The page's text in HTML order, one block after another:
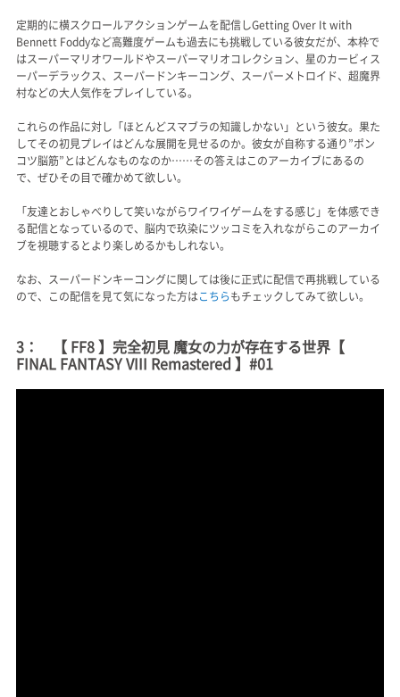
定期的に横スクロールアクションゲームを配信しGetting Over It with
Bennett Foddyなど高難度ゲームも過去にも挑戦している彼女だが、本枠で
はスーパーマリオワールドやスーパーマリオコレクション、星のカービィス
ーパーデラックス、スーパードンキーコング、スーパーメトロイド、超魔界
村などの大人気作をプレイしている。
これらの作品に対し「ほとんどスマブラの知識しかない」という彼女。果た
してその初見プレイはどんな展開を見せるのか。彼女が自称する通り”ポン
コツ脳筋”とはどんなものなのか……その答えはこのアーカイブにあるの
で、ぜひその目で確かめて欲しい。
「友達とおしゃべりして笑いながらワイワイゲームをする感じ」を体感でき
る配信となっているので、脳内で玖染にツッコミを入れながらこのアーカイ
ブを視聴するとより楽しめるかもしれない。
なお、スーパードンキーコングに関しては後に正式に配信で再挑戦している
ので、この配信を見て気になった方はこちらもチェックしてみて欲しい。
3： 【 FF8 】完全初見 魔女の力が存在する世界【
FINAL FANTASY VIII Remastered 】#01